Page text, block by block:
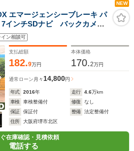
NEW
エマージェンシーブレーキ パ
インチSDナビ バックカメ
禁煙車 ドラレコ LEDヘ
DVD再生 フルセグ モ
ン相談可
支払総額
182.9万円
本体価格
170.2万円
通常ローン 月々14,800円
年式 2016年 走行 4.6万km
車検
車検整備付 修復
なし
保証
保証付 整備
法定整備付
住所
大阪府堺市北区
在庫確認・見積依頼
電話する